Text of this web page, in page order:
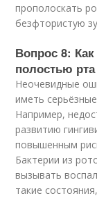
прополоскать
безфтористую
Вопрос 8:
полостью
Неочевидные
иметь
Например,
развитию
повышенным
Бактерии из
вызывать
такие